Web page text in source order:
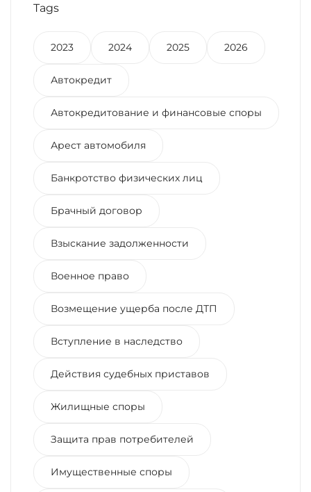
Tags
2023 2024 2025 2026
Автокредит
Автокредитование и финансовые споры
Арест автомобиля
Банкротство физических лиц
Брачный договор
Взыскание задолженности
Военное право
Возмещение ущерба после ДТП
Вступление в наследство
Действия судебных приставов
Жилищные споры
Защита прав потребителей
Имущественные споры